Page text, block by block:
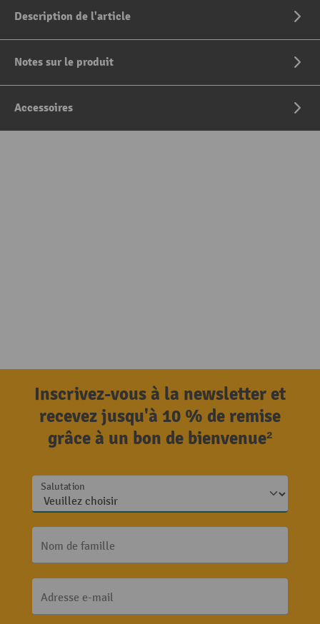
Description de l'article
Notes sur le produit
Accessoires
Inscrivez-vous à la newsletter et
recevez jusqu'à 10 % de remise
grâce à un bon de bienvenue²
Salutation
Nom de famille
Adresse e-mail